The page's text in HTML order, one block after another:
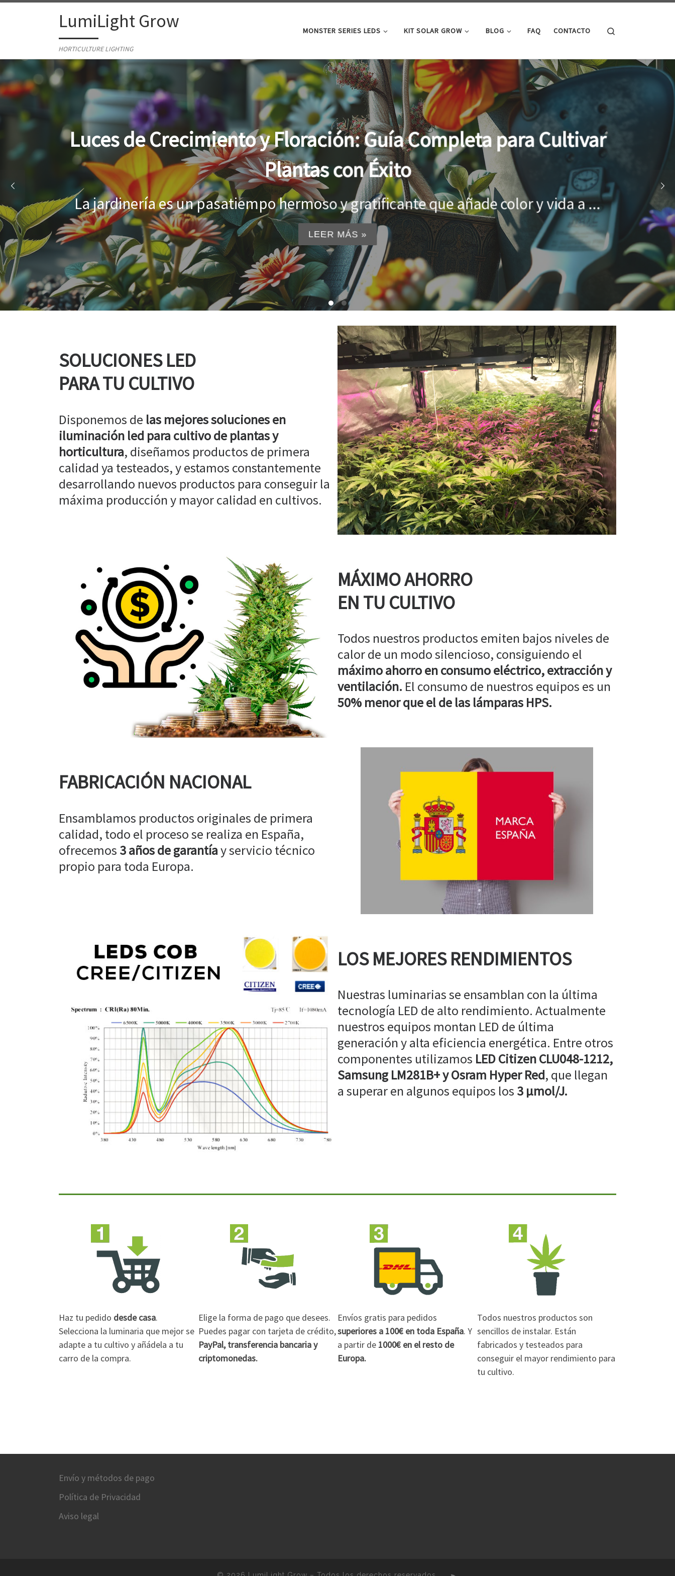
Skip to contentLumiLight Grow
HORTICULTURE LIGHTING
MONSTER SERIES LEDS KIT SOLAR GROW BLOG FAQ CONTACTO
Lámparas para indoor: la clave para un crecimiento óptimo de
tus plantas
Al cultivar plantas en el interior, es importante proporcionar el entorno adecuado
...
LEER MÁS »
SOLUCIONES LED
PARA TU CULTIVO
Disponemos de las mejores soluciones en
iluminación led para cultivo de plantas y
horticultura, diseñamos productos de primera
calidad ya testeados, y estamos constantemente
desarrollando nuevos productos para conseguir la
máxima producción y mayor calidad en cultivos.
MÁXIMO AHORRO
EN TU CULTIVO
Todos nuestros productos emiten bajos niveles de
calor de un modo silencioso, consiguiendo el
máximo ahorro en consumo eléctrico, extracción y
ventilación. El consumo de nuestros equipos es un
50% menor que el de las lámparas HPS.
FABRICACIÓN NACIONAL
Ensamblamos productos originales de primera
calidad, todo el proceso se realiza en España,
ofrecemos 3 años de garantíay servicio técnico
propio para toda Europa.
LOS MEJORES RENDIMIENTOS
Nuestras luminarias se ensamblan con la última
tecnología LED de alto rendimiento. Actualmente
nuestros equipos montan LED de última
generación y alta eficiencia energética. Entre otros
componentes utilizamos LED Citizen CLU048-1212,
Samsung LM281B+ y Osram Hyper Red, que llegan
a superar en algunos equipos los 3 µmol/J.
Haz tu pedido desde casa.
Selecciona la luminaria que mejor se
adapte a tu cultivo y añádela a tu
carro de la compra.
Elige la forma de pago que desees.
Puedes pagar con tarjeta de crédito,
PayPal, transferencia bancaria y
criptomonedas.
Envíos gratis para pedidos
superiores a 100€ en toda España. Y
a partir de 1000€ en el resto de
Europa.
Todos nuestros productos son
sencillos de instalar. Están
fabricados y testeados para
conseguir el mayor rendimiento para
tu cultivo.
Envío y métodos de pago
Política de Privacidad
Aviso legal